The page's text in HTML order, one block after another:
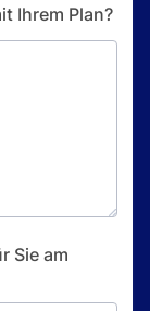
Ihrem Plan?
Sie am